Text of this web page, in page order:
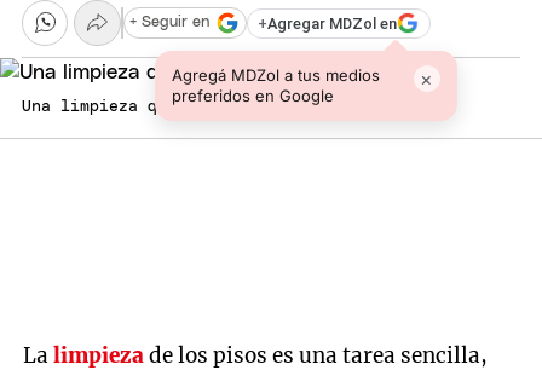
+Agregar MDZol en
Agregá MDZol a tus medios
preferidos en Google
×
+ Seguir en
Una limpieza que no falla: Fuente: Freepik.
Lalimpiezade los pisos es una tarea sencilla,